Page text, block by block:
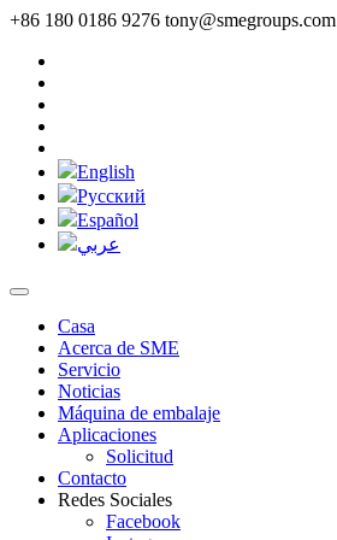
+86 180 0186 9276 tony@smegroups.com
English
Pусский
Español
عربي
Casa
Acerca de SME
Servicio
Noticias
Máquina de embalaje
Aplicaciones
Solicitud
Contacto
Redes Sociales
Facebook